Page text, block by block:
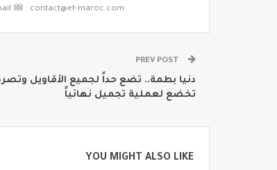
: contact@et-maroc.com
دنيا بطمة.. تضع حداً لجميع الأقاويل
تخضع لعملية تجميل نهائياً
YOU MIGHT ALSO LIKE